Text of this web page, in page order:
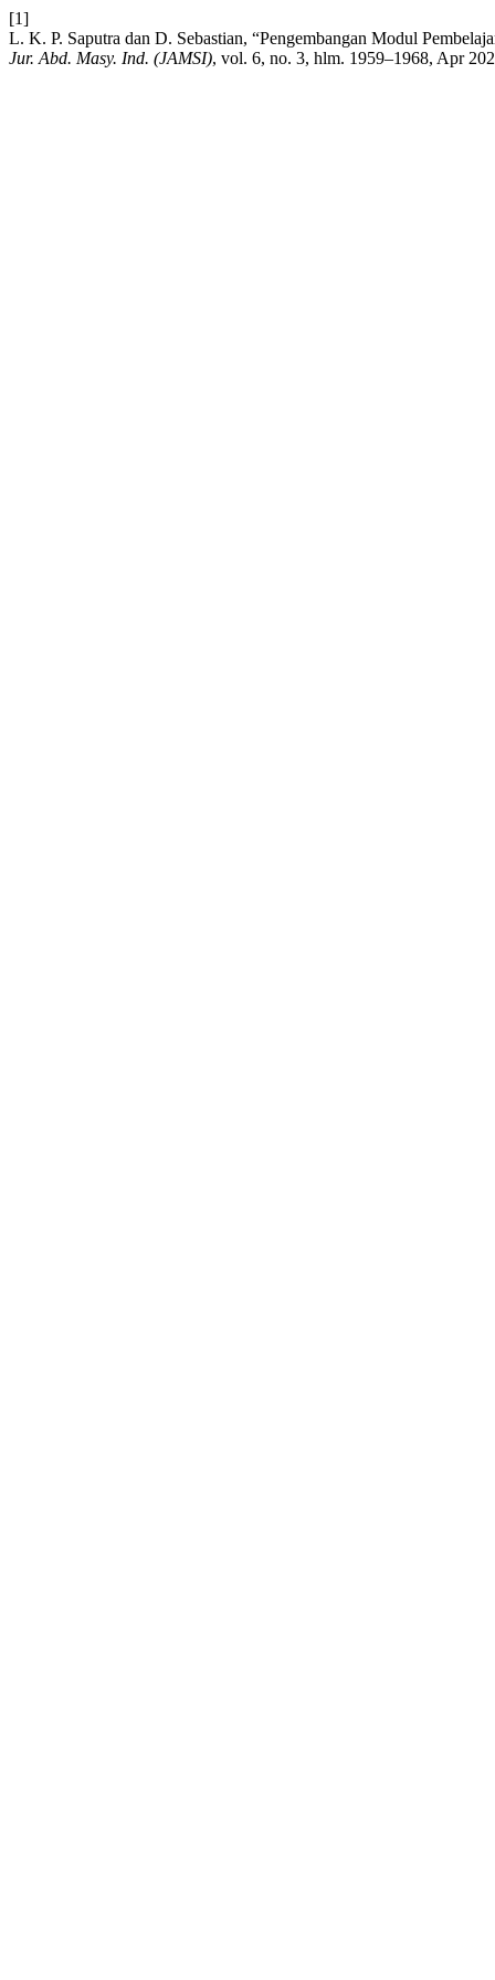
[1]
L. K. P. Saputra dan D. Sebastian, “Pengembangan Modul
Jur. Abd. Masy. Ind. (JAMSI), vol. 6, no. 3, hlm. 1959–1968, Apr